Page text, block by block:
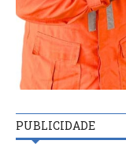
PUBLICIDADE